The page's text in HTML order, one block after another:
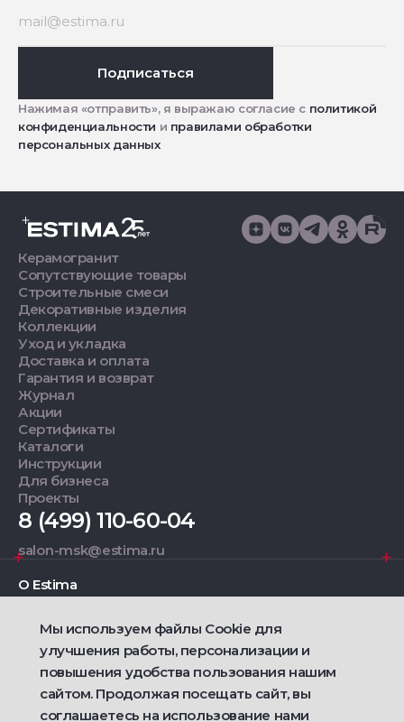
Подписаться
Нажимая «отправить», я выражаю согласие с политикой
конфиденциальности и правилами обработки
персональных данных
Керамогранит
Сопутствующие товары
Строительные смеси
Декоративные изделия
Коллекции
Уход и укладка
Доставка и оплата
Гарантия и возврат
Журнал
Акции
Сертификаты
Каталоги
Инструкции
Для бизнеса
Проекты
8 (499) 110-60-04
salon-msk@estima.ru
О Estima
Дизайнерам
Фирменные салоны
Мы используем файлы Cookie для
улучшения работы, персонализации и
повышения удобства пользования нашим
сайтом. Продолжая посещать сайт, вы
соглашаетесь на использование нами